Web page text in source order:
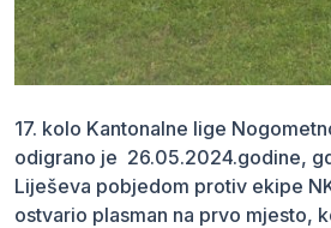
17. kolo Kantonalne lige
odigrano je 26.05.2024.godine,
Liješeva pobjedom protiv ekipe
ostvario plasman na prvo mjesto,